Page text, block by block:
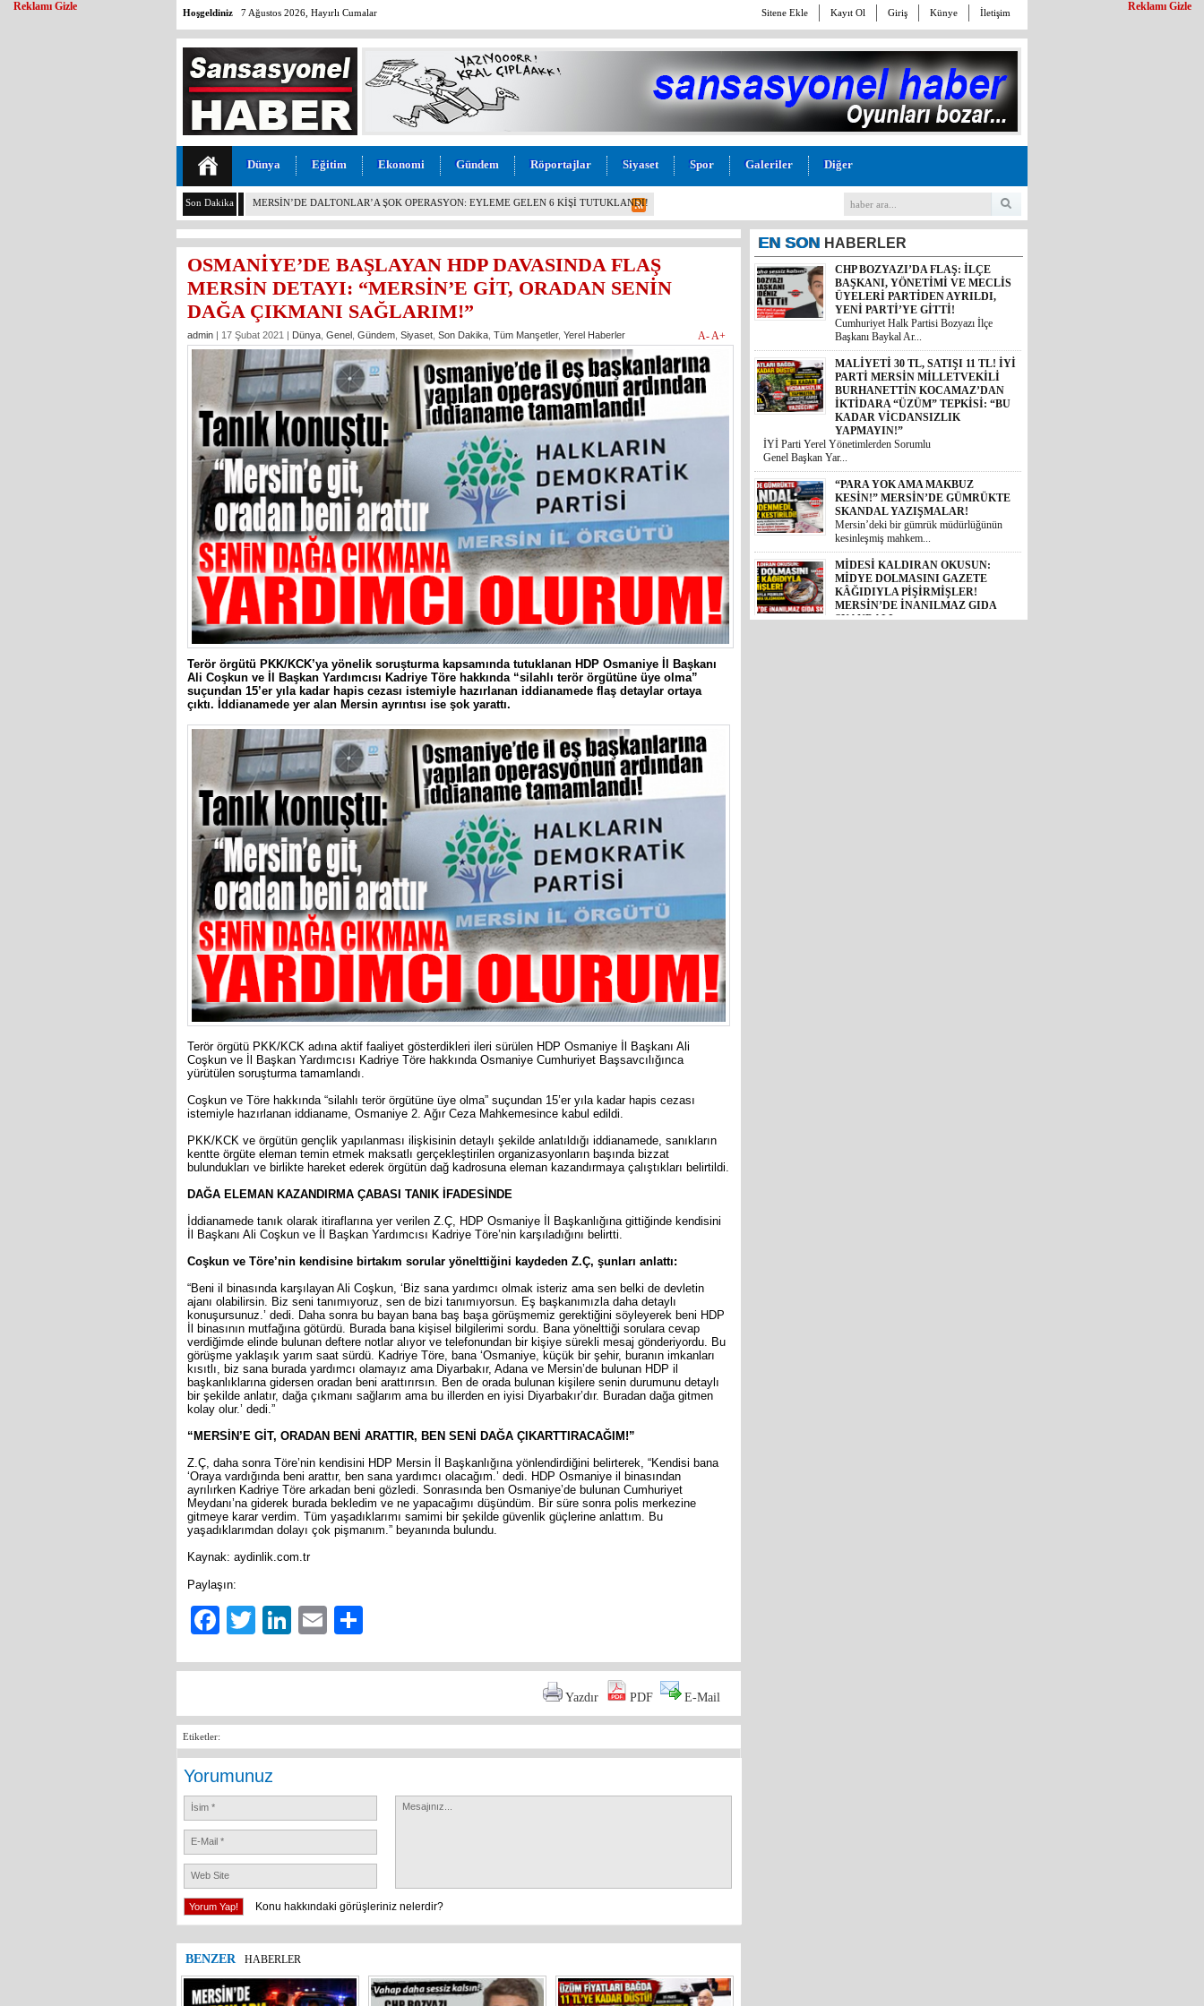
Hoşgeldiniz 7 Ağustos 2026, Hayırlı Cumalar Sitene Ekle Kayıt Ol Giriş Künye İletişim
Dünya Eğitim Ekonomi Gündem Röportajlar Siyaset Spor Galeriler Diğer
Son Dakika
CHP BOZYAZI’DA FLAŞ: İLÇE BAŞKANI, YÖNETİMİ VE MECLİS ÜYELERİ PARTİDEN
OSMANİYE’DE BAŞLAYAN HDP DAVASINDA FLAŞ
MERSİN DETAYI: “MERSİN’E GİT, ORADAN SENİN
DAĞA ÇIKMANI SAĞLARIM!”
admin | 17 Şubat 2021 | Dünya Genel Gündem Siyaset Son Dakika Tüm Manşetler, Yerel Haberler A-A+
Terör örgütü PKK/KCK’ya yönelik soruşturma kapsamında tutuklanan HDP Osmaniye İl Başkanı
Ali Coşkun ve İl Başkan Yardımcısı Kadriye Töre hakkında “silahlı terör örgütüne üye olma”
suçundan 15’er yıla kadar hapis cezası istemiyle hazırlanan iddianamede flaş detaylar ortaya
çıktı. İddianamede yer alan Mersin ayrıntısı ise şok yarattı.
Terör örgütü PKK/KCK adına aktif faaliyet gösterdikleri ileri sürülen HDP Osmaniye İl Başkanı Ali
Coşkun ve İl Başkan Yardımcısı Kadriye Töre hakkında Osmaniye Cumhuriyet Başsavcılığınca
yürütülen soruşturma tamamlandı.
Coşkun ve Töre hakkında “silahlı terör örgütüne üye olma” suçundan 15’er yıla kadar hapis cezası
istemiyle hazırlanan iddianame, Osmaniye 2. Ağır Ceza Mahkemesince kabul edildi.
PKK/KCK ve örgütün gençlik yapılanması ilişkisinin detaylı şekilde anlatıldığı iddianamede, sanıkların
kentte örgüte eleman temin etmek maksatlı gerçekleştirilen organizasyonların başında bizzat
bulundukları ve birlikte hareket ederek örgütün dağ kadrosuna eleman kazandırmaya çalıştıkları belirtildi.
DAĞA ELEMAN KAZANDIRMA ÇABASI TANIK İFADESİNDE
İddianamede tanık olarak itiraflarına yer verilen Z.Ç, HDP Osmaniye İl Başkanlığına gittiğinde kendisini
İl Başkanı Ali Coşkun ve İl Başkan Yardımcısı Kadriye Töre’nin karşıladığını belirtti.
Coşkun ve Töre’nin kendisine birtakım sorular yönelttiğini kaydeden Z.Ç, şunları anlattı:
“Beni il binasında karşılayan Ali Coşkun, ‘Biz sana yardımcı olmak isteriz ama sen belki de devletin
ajanı olabilirsin. Biz seni tanımıyoruz, sen de bizi tanımıyorsun. Eş başkanımızla daha detaylı
konuşursunuz.’ dedi. Daha sonra bu bayan bana baş başa görüşmemiz gerektiğini söyleyerek beni HDP
İl binasının mutfağına götürdü. Burada bana kişisel bilgilerimi sordu. Bana yönelttiği sorulara cevap
verdiğimde elinde bulunan deftere notlar alıyor ve telefonundan bir kişiye sürekli mesaj gönderiyordu. Bu
görüşme yaklaşık yarım saat sürdü. Kadriye Töre, bana ‘Osmaniye, küçük bir şehir, buranın imkanları
kısıtlı, biz sana burada yardımcı olamayız ama Diyarbakır, Adana ve Mersin’de bulunan HDP il
başkanlıklarına gidersen oradan beni arattırırsın. Ben de orada bulunan kişilere senin durumunu detaylı
bir şekilde anlatır, dağa çıkmanı sağlarım ama bu illerden en iyisi Diyarbakır’dır. Buradan dağa gitmen
kolay olur.’ dedi.”
“MERSİN’E GİT, ORADAN BENİ ARATTIR, BEN SENİ DAĞA ÇIKARTTIRACAĞIM!”
Z.Ç, daha sonra Töre’nin kendisini HDP Mersin İl Başkanlığına yönlendirdiğini belirterek, “Kendisi bana
‘Oraya vardığında beni arattır, ben sana yardımcı olacağım.’ dedi. HDP Osmaniye il binasından
ayrılırken Kadriye Töre arkadan beni gözledi. Sonrasında ben Osmaniye’de bulunan Cumhuriyet
Meydanı’na giderek burada bekledim ve ne yapacağımı düşündüm. Bir süre sonra polis merkezine
gitmeye karar verdim. Tüm yaşadıklarımı samimi bir şekilde güvenlik güçlerine anlattım. Bu
yaşadıklarımdan dolayı çok pişmanım.” beyanında bulundu.
Kaynak: aydinlik.com.tr
Paylaşın:
Facebook
TwitterLinkedIn
Email
Yazdır PDF E-Mail
Etiketler:
Yorumunuz
Konu hakkındaki görüşleriniz nelerdir?
BENZER HABERLER
EN SON HABERLER
CHP BOZYAZI’DA FLAŞ: İLÇE
BAŞKANI, YÖNETİMİ VE MECLİS
ÜYELERİ PARTİDEN AYRILDI,
YENİ PARTİ’YE GİTTİ!
Cumhuriyet Halk Partisi Bozyazı İlçe
Başkanı Baykal Ar...
MALİYETİ 30 TL, SATIŞI 11 TL! İYİ
PARTİ MERSİN MİLLETVEKİLİ
BURHANETTİN KOCAMAZ’DAN
İKTİDARA “ÜZÜM” TEPKİSİ: “BU
KADAR VİCDANSIZLIK
YAPMAYIN!”
İYİ Parti Yerel Yönetimlerden Sorumlu
Genel Başkan Yar...
“PARA YOK AMA MAKBUZ
SKANDAL YAZIŞMALAR!
Mersin’deki bir gümrük müdürlüğünün
kesinleşmiş mahkem...
MİDESİ KALDIRAN OKUSUN:
MİDYE DOLMASINI GAZETE
KÂĞIDIYLA PİŞİRMİŞLER!
MERSİN’DE İNANILMAZ GIDA
SKANDALI
Mersin’in Akdeniz ilçesinde halk sağlığını
hiçe sayan ...
Reklamı Gizle
Reklamı Gizle